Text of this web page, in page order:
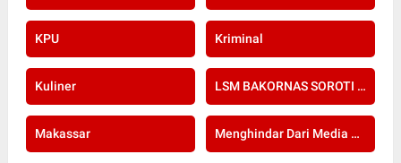
KPU Kriminal
Kuliner LSM BAKORNAS SOROTI RE-SERTIFIKASI KOMPETENSI APOTEKER YANG DI SELENGGARAKAN OLEH KOLEGIUM FARMASI
Makassar Menghindar Dari Media Setelah Terbongkar Kasus Dugaan Gratifikasi Komisioner KPU Kota Bogor